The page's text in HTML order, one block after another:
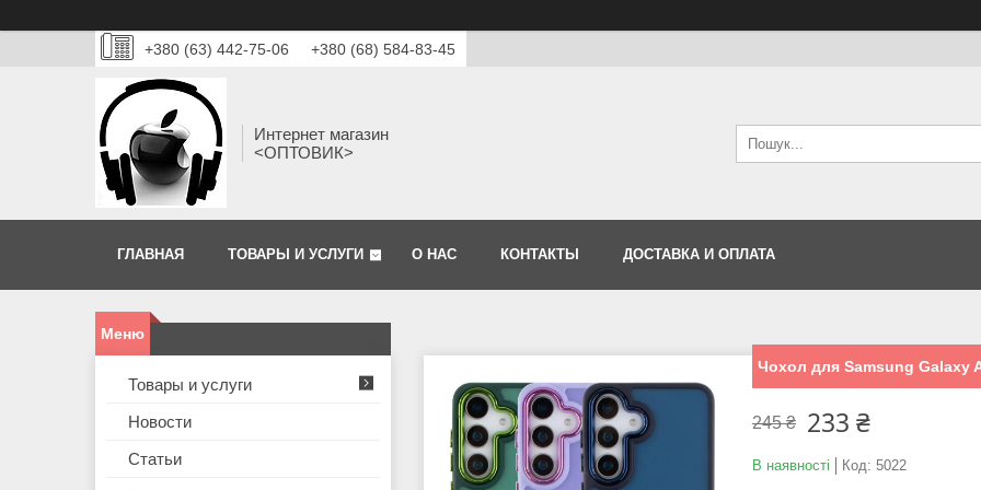
+380 (63) 442-75-06 +380 (68) 584-83-45
Интернет магазин
<ОПТОВИК>
ГЛАВНАЯ ТОВАРЫ И УСЛУГИ О НАС КОНТАКТЫ ДОСТАВКА И ОПЛАТА
Чохол для Samsung Galaxy
245 ₴ 233 ₴
В наявності Код: 5022
Товары и услуги
Новости
Статьи